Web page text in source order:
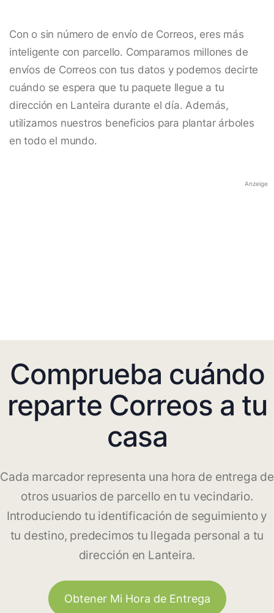
Con o sin número de envío de Correos, eres más
inteligente con parcello. Comparamos millones de
envíos de Correos con tus datos y podemos decirte
cuándo se espera que tu paquete llegue a tu
dirección en Lanteira durante el día. Además,
utilizamos nuestros beneficios para plantar árboles
en todo el mundo.
Anzeige
Comprueba cuándo
reparte Correos a tu
casa
Cada marcador representa una hora de entrega de
otros usuarios de parcello en tu vecindario.
Introduciendo tu identificación de seguimiento y
tu destino, predecimos tu llegada personal a tu
dirección en Lanteira.
Obtener Mi Hora de Entrega